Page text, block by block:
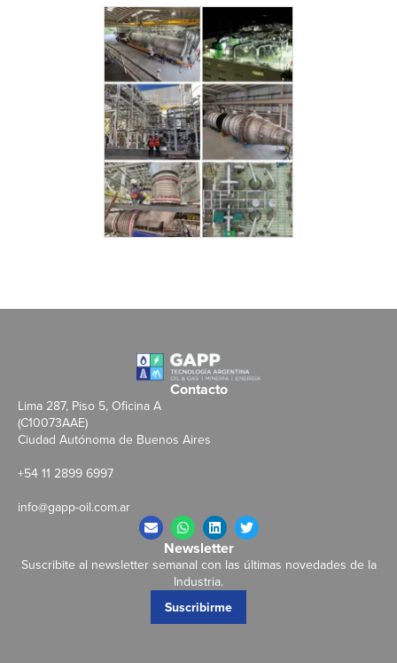
Contacto
Lima 287, Piso 5, Oficina A
(C10073AAE)
Ciudad Autónoma de Buenos Aires
+54 11 2899 6997
info@gapp-oil.com.ar
Newsletter
Suscribite al newsletter semanal con las últimas novedades de la
Industria.
Suscribirme